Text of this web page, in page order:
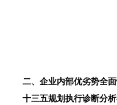
二、企业内部优劣势全
十三五规划执行诊断分